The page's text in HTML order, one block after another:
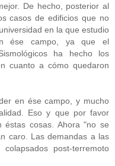
De hecho, posterior al
casos de edificios que no
en la que estudio
ése campo, ya que el
ha hecho los
cuanto a cómo quedaron
en ése campo, y mucho
Eso y que por favor
éstas cosas. Ahora "no se
caro. Las demandas a las
post-terremoto